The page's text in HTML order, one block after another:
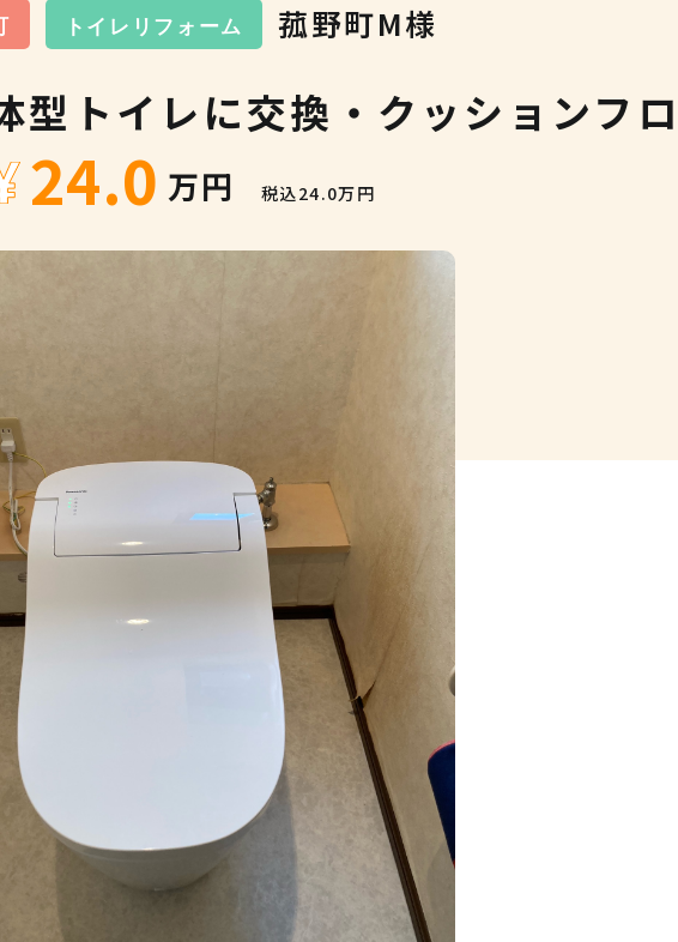
トイレリフォーム 菰野町M様
型トイレに交換・クッションフ
24.0 税込24.0万円